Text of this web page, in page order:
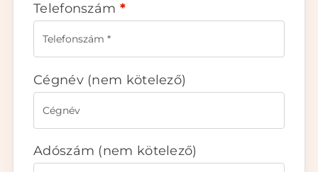
Telefonszám *
Cégnév (nem kötelező)
Adószám (nem kötelező)